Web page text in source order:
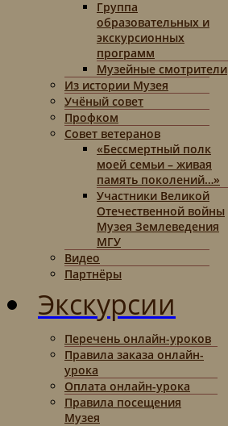
Группа
образовательных и
экскурсионных
программ
Музейные смотрители
Из истории Музея
Учёный совет
Профком
Совет ветеранов
«Бессмертный полк
моей семьи – живая
память поколений…»
Участники Великой
Отечественной войны
Музея Землеведения
МГУ
Видео
Партнёры
Экскурсии
Перечень онлайн-уроков
Правила заказа онлайн-
урока
Оплата онлайн-урока
Правила посещения
Музея